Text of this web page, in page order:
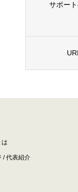
サポー
URL
は
/ 代表紹介